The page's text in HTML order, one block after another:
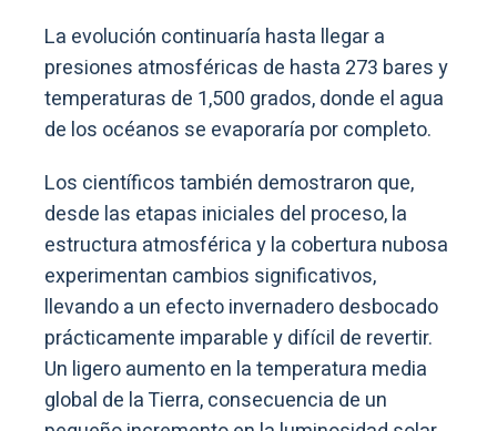
La evolución continuaría hasta llegar a
presiones atmosféricas de hasta 273 bares y
temperaturas de 1,500 grados, donde el agua
de los océanos se evaporaría por completo.
Los científicos también demostraron que,
desde las etapas iniciales del proceso, la
estructura atmosférica y la cobertura nubosa
experimentan cambios significativos,
llevando a un efecto invernadero desbocado
prácticamente imparable y difícil de revertir.
Un ligero aumento en la temperatura media
global de la Tierra, consecuencia de un